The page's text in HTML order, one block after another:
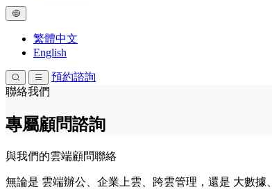
繁體中文
English
預約諮詢
聯絡我們
專屬顧問諮詢
與我們的雲端顧問聯絡
無論是 雲端辦公、企業上雲、跨雲管理，還是 大數